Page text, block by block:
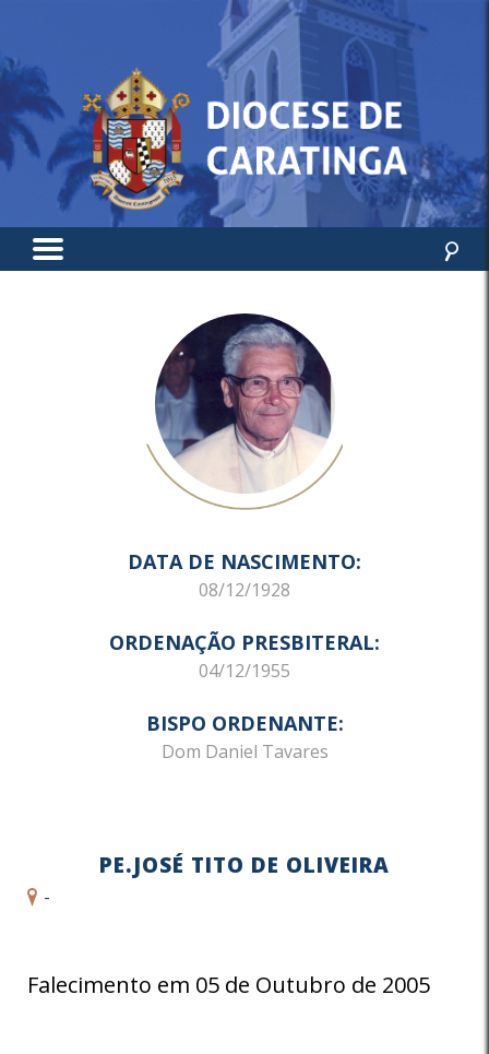
DATA DE NASCIMENTO:
08/12/1928
ORDENAÇÃO PRESBITERAL:
04/12/1955
BISPO ORDENANTE:
Dom Daniel Tavares
PE.JOSÉ TITO DE OLIVEIRA
-
Falecimento em 05 de Outubro de 2005